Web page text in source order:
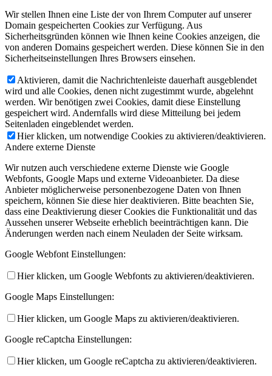
Wir stellen Ihnen eine Liste der von Ihrem Computer auf unserer
Domain gespeicherten Cookies zur Verfügung. Aus
Sicherheitsgründen können wie Ihnen keine Cookies anzeigen, die
von anderen Domains gespeichert werden. Diese können Sie in den
Sicherheitseinstellungen Ihres Browsers einsehen.
Aktivieren, damit die Nachrichtenleiste dauerhaft ausgeblendet
wird und alle Cookies, denen nicht zugestimmt wurde, abgelehnt
werden. Wir benötigen zwei Cookies, damit diese Einstellung
gespeichert wird. Andernfalls wird diese Mitteilung bei jedem
Seitenladen eingeblendet werden.
Hier klicken, um notwendige Cookies zu aktivieren/deaktivieren.
Andere externe Dienste
Wir nutzen auch verschiedene externe Dienste wie Google
Webfonts, Google Maps und externe Videoanbieter. Da diese
Anbieter möglicherweise personenbezogene Daten von Ihnen
speichern, können Sie diese hier deaktivieren. Bitte beachten Sie,
dass eine Deaktivierung dieser Cookies die Funktionalität und das
Aussehen unserer Webseite erheblich beeinträchtigen kann. Die
Änderungen werden nach einem Neuladen der Seite wirksam.
Google Webfont Einstellungen:
Hier klicken, um Google Webfonts zu aktivieren/deaktivieren.
Google Maps Einstellungen:
Hier klicken, um Google Maps zu aktivieren/deaktivieren.
Google reCaptcha Einstellungen:
Hier klicken, um Google reCaptcha zu aktivieren/deaktivieren.